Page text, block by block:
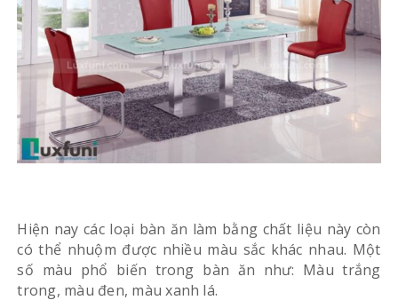
Hiện nay các loại bàn ăn làm bằng chất liệu này còn
có thể nhuộm được nhiều màu sắc khác nhau. Một
số màu phổ biến trong bàn ăn như: Màu trắng
trong, màu đen, màu xanh lá.